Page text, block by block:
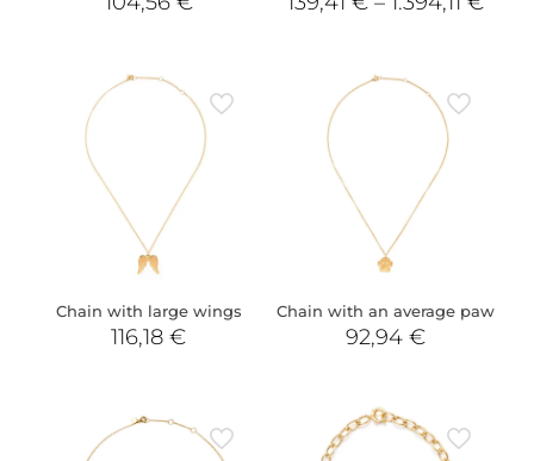
Chain with large wings
116,18€
Chain with an average paw
92,94 €